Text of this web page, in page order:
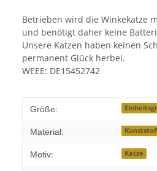
Betrieben wird die Winkekatze
und benötigt daher keine
Unsere Katzen haben keinen
permanent Glück herbei.
WEEE: DE15452742
Produkteigenschaft
Wert
Größe:
Material:
Motiv: Katze